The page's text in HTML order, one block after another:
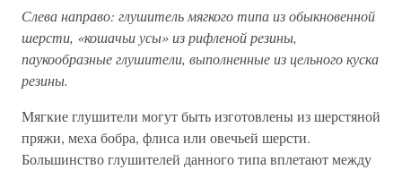
Слева направо: глушитель мягкого типа из обыкновенной
шерсти, «кошачьи усы» из рифленой резины,
паукообразные глушители, выполненные из цельного куска
резины.
Мягкие глушители могут быть изготовлены из шерстяной
пряжи, меха бобра, флиса или овечьей шерсти.
Большинство глушителей данного типа вплетают между